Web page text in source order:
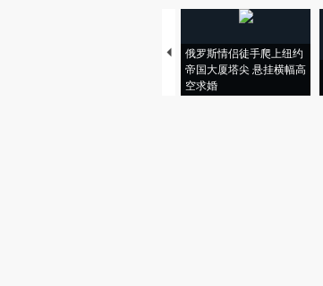
俄罗斯情侣徒手爬上纽约
帝国大厦塔尖 悬挂横幅高
空求婚